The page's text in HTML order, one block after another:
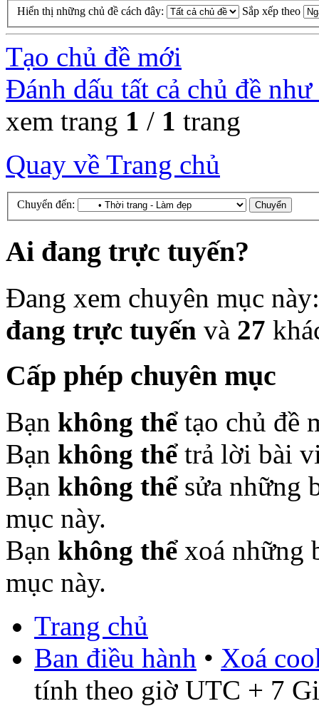
Hiển thị những chủ đề cách đây: Sắp xếp theo
Tạo chủ đề mới
Đánh dấu tất cả chủ đề
xem trang 1 / 1 trang
Quay về Trang chủ
Chuyển đến:
Ai đang trực tuyến?
Đang xem chuyên mục
đang trực tuyến và 27
Cấp phép chuyên mục
Bạn không thểtạo chủ đề
Bạn không thểtrả lời bài
Bạn không thểsửa những
mục này.
Bạn không thểxoá những
mục này.
Trang chủ
Ban điều hành • Xoá
tính theo giờ UTC + 7